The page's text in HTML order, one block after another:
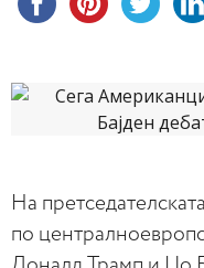
На
по